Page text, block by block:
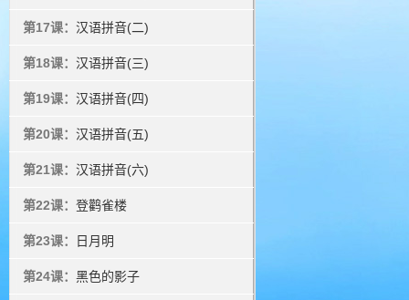
第17课： 汉语拼音(二)
第18课： 汉语拼音(三)
第19课： 汉语拼音(四)
第20课： 汉语拼音(五)
第21课： 汉语拼音(六)
第22课： 登鹳雀楼
第23课： 日月明
第24课： 黑色的影子